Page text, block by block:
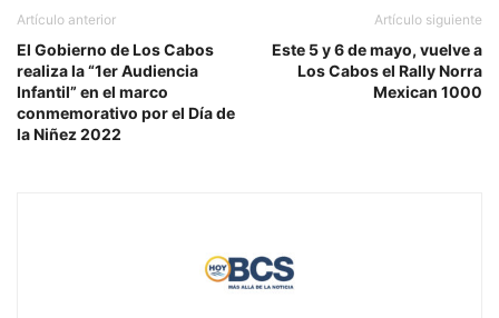
Artículo anterior
El Gobierno de Los Cabos
realiza la “1er Audiencia
Infantil” en el marco
conmemorativo por el Día de
la Niñez 2022
Artículo siguiente
Este 5 y 6 de mayo, vuelve a
Los Cabos el Rally Norra
Mexican 1000